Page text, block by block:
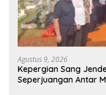
Agustus 9, 2026
Kepergian Sang
Seperjuangan Antar